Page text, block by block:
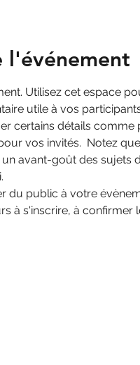
l'événement
Utilisez cet espace
utile à vos
certains détails
vos invités.  Notez
avant-goût des sujets
du public à votre
à s'inscrire, à